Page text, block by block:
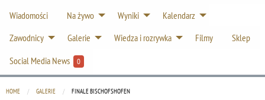
Wiadomości Na żywo Wyniki
Kalendarz
Zawodnicy
Galerie Wiedza i rozrywka Filmy
Sklep
Social Media News
0
HOME GALERIE CURRENT:
FINALE BISCHOFSHOFEN